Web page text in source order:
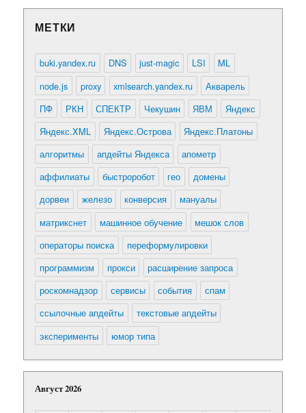
МЕТКИ
buki.yandex.ru DNS just-magic LSI
ML
node.js
proxy xmlsearch.yandex.ru
Акварель
ПФ
РКН СПЕКТР Чекушин ЯВМ
Яндекс
Яндекс.XML
Яндекс.Острова
Яндекс.Платоны
алгоритмы
апдейты Яндекса
апометр
аффилиаты
быстроробот гео
домены
дорвеи
железо конверсия
мануалы
матрикснет
машинное обучение
мешок слов
операторы поиска
переформулировки
программизм
прокси
расширение запроса
роскомнадзор
сервисы события
спам
ссылочные апдейты
текстовые апдейты
эксперименты
юмор типа
Август 2026